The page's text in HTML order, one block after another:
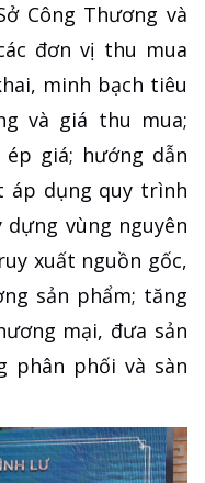
Công Thương và
đơn vị thu mua
minh bạch tiêu
và giá thu mua;
giá; hướng dẫn
áp dụng quy trình
vùng nguyên
xuất nguồn gốc,
sản phẩm; tăng
mại, đưa sản
phân phối và sàn